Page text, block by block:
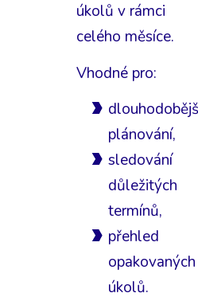
úkolů v rámci
celého měsíce.
Vhodné pro:
plánování,
sledování
důležitých
termínů,
přehled
opakovaných
úkolů.